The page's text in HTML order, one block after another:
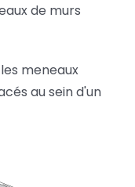
de murs
meneaux
au sein d'un